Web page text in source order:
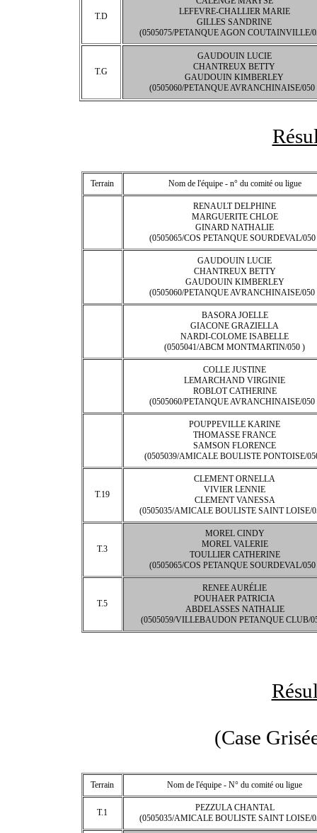
T.D
LEFEVRE-CHALLIER MARIE
GILLES SANDRINE
(0505075/PETANQUE AGON COUTAINVILLE/
T.G
GAUDOUIN LUCIE
CHANTREUX BETTY
GAUDOUIN KIMBERLEY
(0505060/PETANQUE AVRANCHINAISE/050
Terrain Nom de l'équipe - n° du comité ou ligue
RENAULT DELPHINE
MARGUERITE CHLOE
GINARD NATHALIE
(0505065/COS PETANQUE SOURDEVAL/050
GAUDOUIN LUCIE
CHANTREUX BETTY
GAUDOUIN KIMBERLEY
(0505060/PETANQUE AVRANCHINAISE/050
BASORA JOELLE
GIACONE GRAZIELLA
NARDI-COLOME ISABELLE
(0505041/ABCM MONTMARTIN/050 )
COLLE JUSTINE
LEMARCHAND VIRGINIE
ROBLOT CATHERINE
(0505060/PETANQUE AVRANCHINAISE/050
POUPPEVILLE KARINE
THOMASSE FRANCE
SAMSON FLORENCE
(0505039/AMICALE BOULISTE PONTOISE/
T.19
CLEMENT ORNELLA
VIVIER LENNIE
CLEMENT VANESSA
(0505035/AMICALE BOULISTE SAINT LOISE/
T.3
MOREL CINDY
MOREL VALERIE
TOULLIER CATHERINE
(0505065/COS PETANQUE SOURDEVAL/050
T.5
RENEE AURÉLIE
POUHAER PATRICIA
ABDELASSES NATHALIE
(0505059/VILLEBAUDON PETANQUE CLUB/
(Case
Terrain Nom de l'équipe - N° du comité ou ligue
T.1
PEZZULA CHANTAL
(0505035/AMICALE BOULISTE SAINT LOISE/